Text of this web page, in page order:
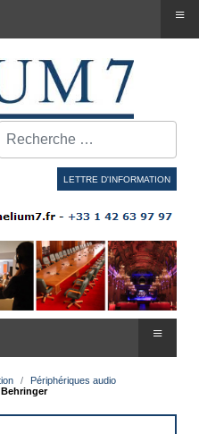
LETTRE D'INFORMATION
≡
Périphériques audio
≡